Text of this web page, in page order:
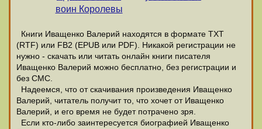
воин Королевы
Книги Иващенко Валерий находятся в формате ТХТ
(RTF) или FB2 (EPUB или PDF). Никакой регистрации не
нужно - скачать или читать онлайн книги писателя
Иващенко Валерий можно бесплатно, без регистрации и
без СМС.
Надеемся, что от скачивания произведения Иващенко
Валерий, читатель получит то, что хочет от Иващенко
Валерий, и его время не будет потрачено зря.
Если кто-либо заинтересуется биографией Иващенко